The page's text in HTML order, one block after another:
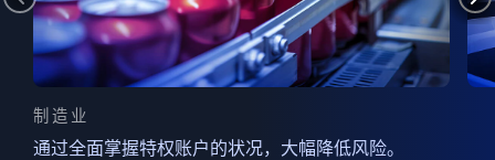
制造业
通过全面掌握特权账户的状况，大幅降低风险。